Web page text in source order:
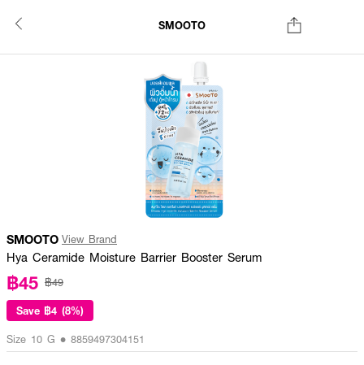
SMOOTO
SMOOTO View Brand
Hya Ceramide Moisture Barrier Booster Serum
฿45 ฿49
Save ฿4 (8%)
Size 10 G • 8859497304151